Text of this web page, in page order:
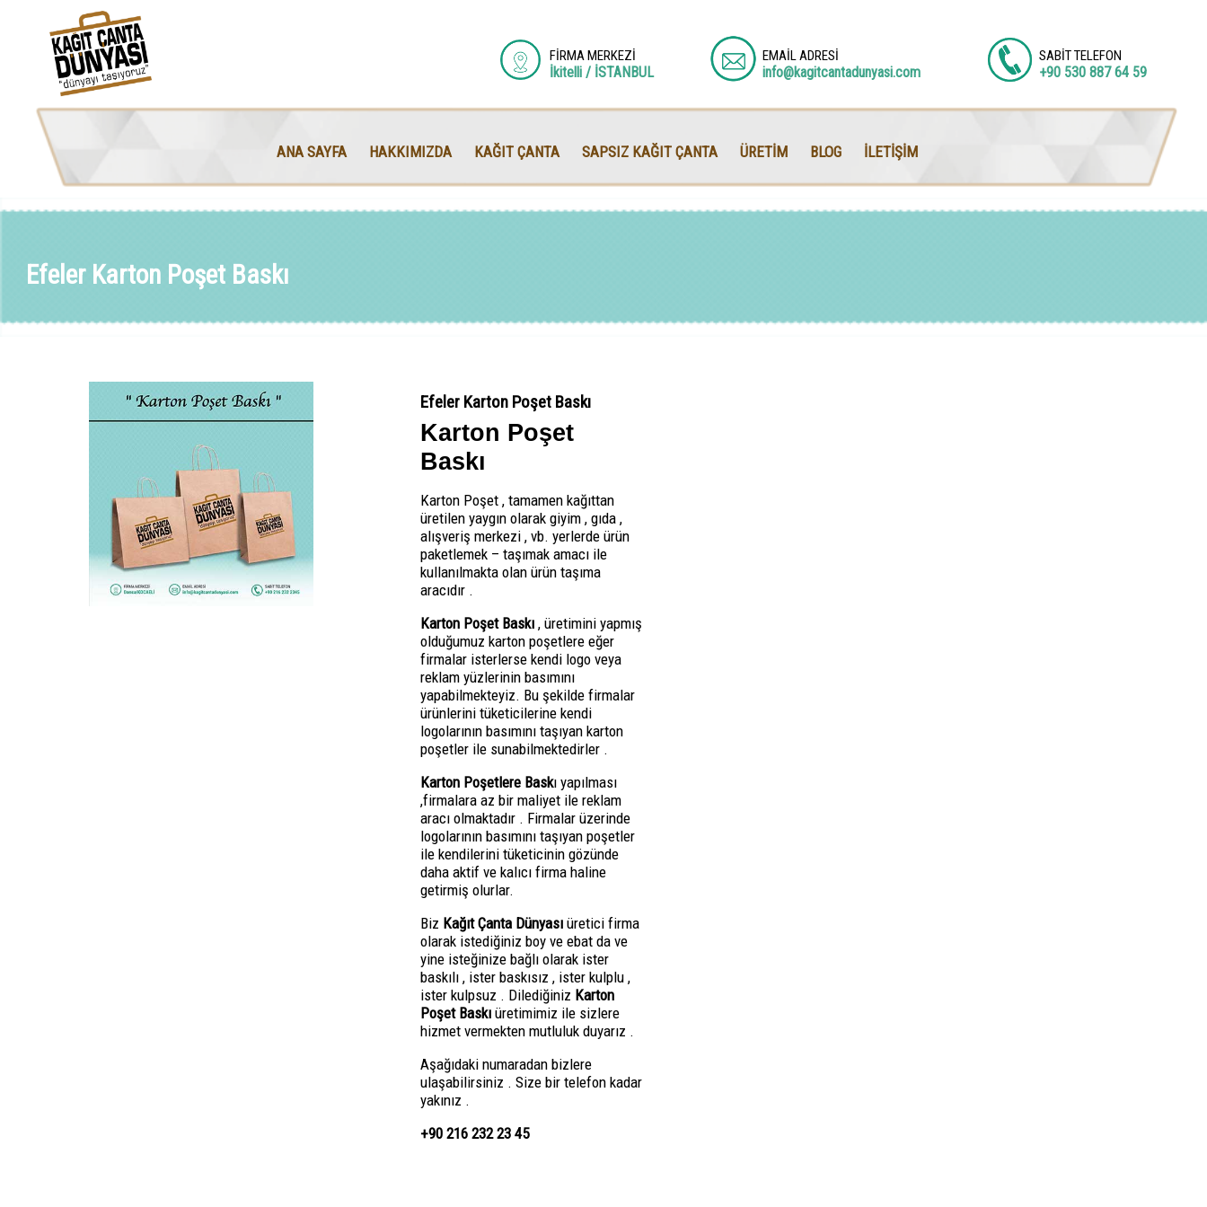
FİRMA MERKEZİ
İkitelli / İSTANBUL
EMAİL ADRESİ
info@kagitcantadunyasi.com
SABİT TELEFON
+90 530 887 64 59
ANA SAYFA HAKKIMIZDA KAĞIT ÇANTA SAPSIZ KAĞIT ÇANTA ÜRETİM BLOG İLETİŞİM
Efeler Karton Poşet Baskı
Efeler Karton Poşet Baskı
Karton Poşet
Baskı
Karton Poşet , tamamen kağıttan
üretilen yaygın olarak giyim , gıda ,
alışveriş merkezi , vb. yerlerde ürün
paketlemek – taşımak amacı ile
kullanılmakta olan ürün taşıma
aracıdır .
Karton Poşet Baskı , üretimini yapmış
olduğumuz karton poşetlere eğer
firmalar isterlerse kendi logo veya
reklam yüzlerinin basımını
yapabilmekteyiz. Bu şekilde firmalar
ürünlerini tüketicilerine kendi
logolarının basımını taşıyan karton
poşetler ile sunabilmektedirler .
Karton Poşetlere Baskı yapılması
,firmalara az bir maliyet ile reklam
aracı olmaktadır . Firmalar üzerinde
logolarının basımını taşıyan poşetler
ile kendilerini tüketicinin gözünde
daha aktif ve kalıcı firma haline
getirmiş olurlar.
Biz Kağıt Çanta Dünyası üretici firma
olarak istediğiniz boy ve ebat da ve
yine isteğinize bağlı olarak ister
baskılı , ister baskısız , ister kulplu ,
ister kulpsuz . Dilediğiniz Karton
Poşet Baskı üretimimiz ile sizlere
hizmet vermekten mutluluk duyarız .
Aşağıdaki numaradan bizlere
ulaşabilirsiniz . Size bir telefon kadar
yakınız .
+90 216 232 23 45